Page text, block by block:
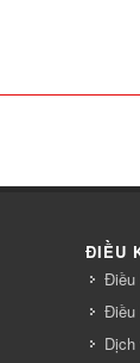
ĐIỀU
Điều
Điều